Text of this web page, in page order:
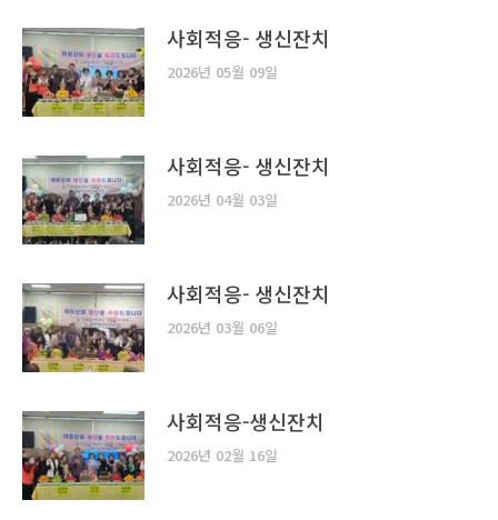
사회적응- 생신잔치
2026년 05월 09일
사회적응- 생신잔치
2026년 04월 03일
사회적응- 생신잔치
2026년 03월 06일
사회적응-생신잔치
2026년 02월 16일